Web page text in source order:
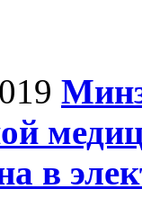
в